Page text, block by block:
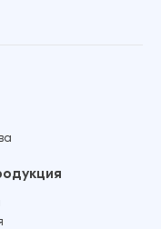
18 Базовое
в корзину